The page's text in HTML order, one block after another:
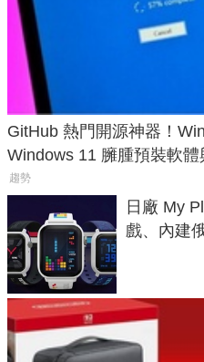
GitHub 熱門開源神器！
Windows 11 臃腫預裝軟體
趨勢
日廠 My
戲、內建